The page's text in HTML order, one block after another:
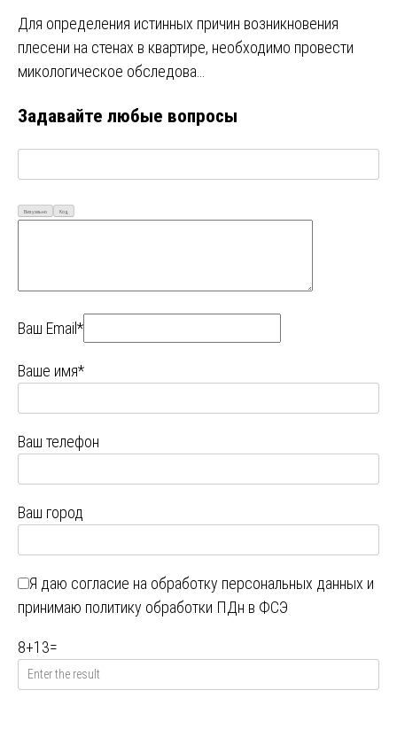
Для определения истинных причин возникновения
плесени на стенах в квартире, необходимо провести
микологическое обследова…
Задавайте любые вопросы
Визуально Код
Ваш Email*
Ваше имя*
Ваш телефон
Ваш город
Я даю согласие на обработку персональных данных и
принимаю политику обработки ПДн в ФСЭ
8+13=